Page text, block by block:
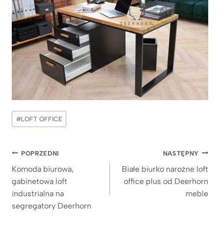
Tagi
wpisu:
#LOFT OFFICE
Nawigacja
wpisu
POPRZEDNI
Komoda biurowa,
gabinetowa loft
industrialna na
segregatory Deerhorn
NASTĘPNY
Białe biurko narożne loft
office plus od Deerhorn
meble